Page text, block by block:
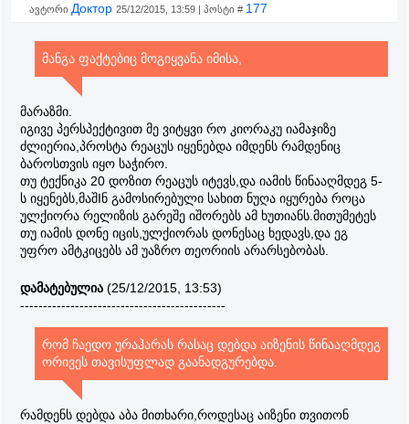
ავტორი Доктор 25/12/2015, 13:59 | პოსტი # 177
მანგა ფაქტებიც მოგიყვანა იმისა,
მარაზმი.
იგივე პერსპექტივით მე ვიტყვი რო კიორაკუ იამაჯიზე
ძლიერია,პროსტა რეაცუს იყენებდა იმდენს რამდენიც
ბაროსთვის იყო საჭირო.
თუ ტექნიკა 20 დოზით რეაცუს იტევს,და იამის წინააღმდეგ 5-
ს იყენებს,მაშIნ გამოსირებული სახით ნუღა იყურება როცა
ულქიორა რელიზის გარეშე იშორებს ამ ხუთიანს.მითუმეტეს
თუ იამის დონე იცის,ულქიორას დონესაც ხედავს,და ეგ
უფრო ამტკიცებს ამ უაზრო თეორიის არარსებობას.
დამატებულია (25/12/2015, 13:53)
---------------------------------------------
რომ ჩაედო ურაჰარას რასაც დებდა აიზენის წინააღმდეგ
ორივეს თავისუფლად გაანადგურებდა.
რამდენს დებდა აბა მითხარი,როდესაც აიზენი თვითონ